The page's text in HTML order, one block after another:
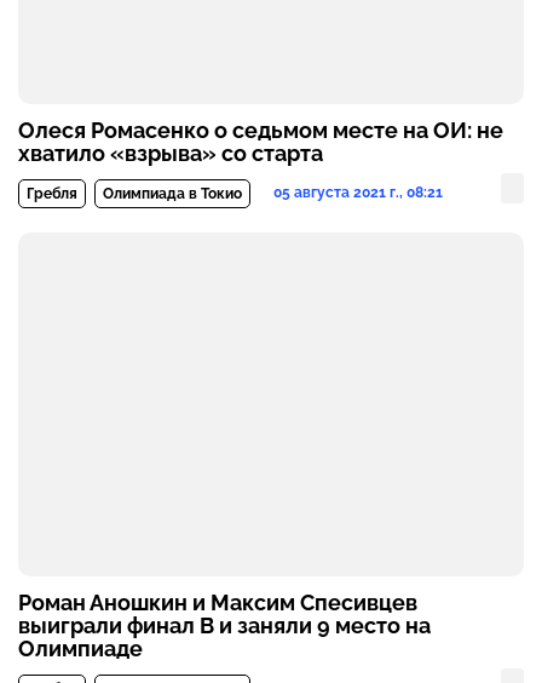
Олеся Ромасенко о седьмом месте на ОИ: не
хватило «взрыва» со старта
Гребля Олимпиада в Токио 05 августа 2021 г., 08:21
Роман Аношкин и Максим Спесивцев
выиграли финал B и заняли 9 место на
Олимпиаде